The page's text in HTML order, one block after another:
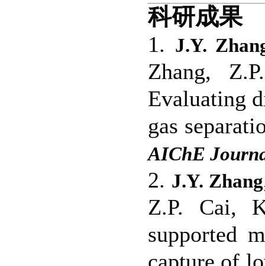
科研成果
1. J.Y.
Zhang,
Evaluating
gas
AIChE
2. J.Y. Zhang
Z.P. Cai,
supported